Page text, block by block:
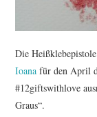
Die
Ioanafür den April
#12giftswithlove
Graus“.